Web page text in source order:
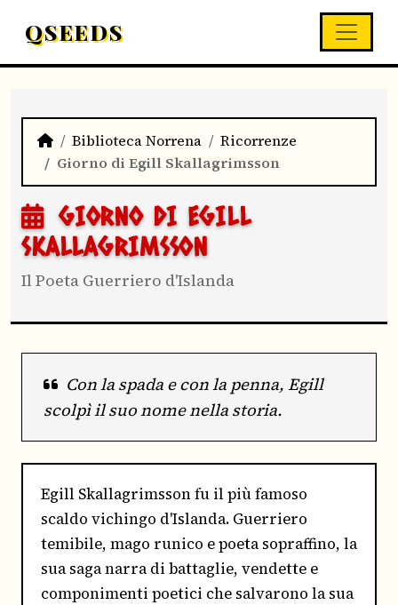
QSEEDS
Biblioteca Norrena
Ricorrenze
Giorno di Egill Skallagrimsson
GIORNO DI EGILL
SKALLAGRIMSSON
Il Poeta Guerriero d'Islanda
Con la spada e con la penna, Egill
scolpì il suo nome nella storia.
Egill Skallagrimsson fu il più famoso
scaldo vichingo d'Islanda. Guerriero
temibile, mago runico e poeta sopraffino, la
sua saga narra di battaglie, vendette e
componimenti poetici che salvarono la sua